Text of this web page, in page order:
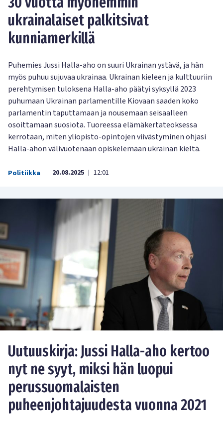
ukrainalaiset palkitsivat
kunniamerkillä
Puhemies Jussi Halla-aho on suuri Ukrainan ystävä, ja hän
myös puhuu sujuvaa ukrainaa. Ukrainan kieleen ja kulttuuriin
perehtymisen tuloksena Halla-aho päätyi syksyllä 2023
puhumaan Ukrainan parlamentille Kiovaan saaden koko
parlamentin taputtamaan ja nousemaan seisaalleen
osoittamaan suosiota. Tuoreessa elämäkertateoksessa
kerrotaan, miten yliopisto-opintojen viivästyminen ohjasi
Halla-ahon välivuotenaan opiskelemaan ukrainan kieltä.
Politiikka 20.08.2025 | 12:01
Uutuuskirja: Jussi Halla-aho kertoo
nyt ne syyt, miksi hän luopui
perussuomalaisten
puheenjohtajuudesta vuonna 2021